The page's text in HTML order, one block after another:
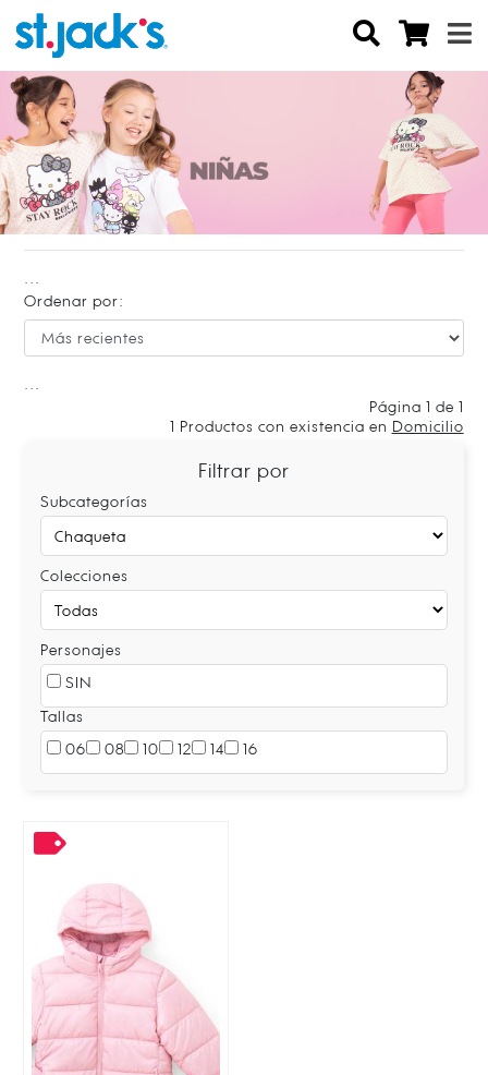
Ordenar por:
Página 1 de 1
1 Productos con existencia en Domicilio
Filtrar por
Subcategorías
Colecciones
Personajes
SIN
Tallas
06
08 10 12 14 16